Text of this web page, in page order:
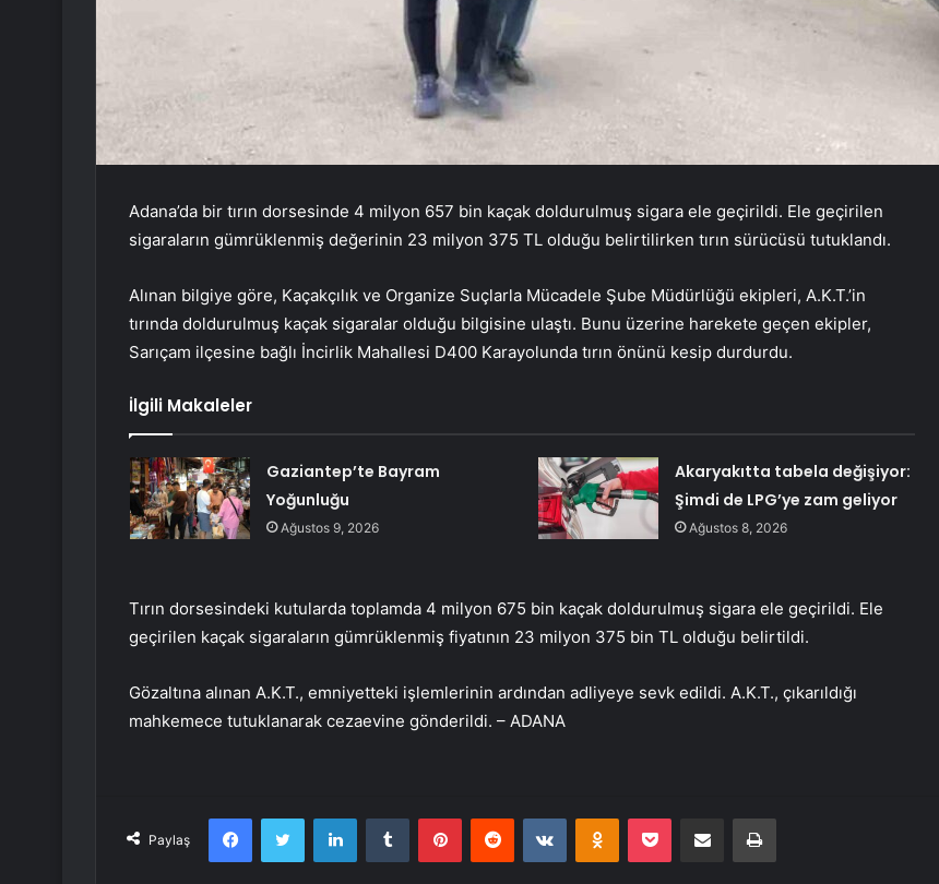
Adana’da bir tırın dorsesinde 4 milyon 657 bin kaçak doldurulmuş sigara ele geçirildi. Ele geçirilen
sigaraların gümrüklenmiş değerinin 23 milyon 375 TL olduğu belirtilirken tırın sürücüsü tutuklandı.
Alınan bilgiye göre, Kaçakçılık ve Organize Suçlarla Mücadele Şube Müdürlüğü ekipleri, A.K.T.’in
tırında doldurulmuş kaçak sigaralar olduğu bilgisine ulaştı. Bunu üzerine harekete geçen ekipler,
Sarıçam ilçesine bağlı İncirlik Mahallesi D400 Karayolunda tırın önünü kesip durdurdu.
İlgili Makaleler
Gaziantep’te Bayram
Yoğunluğu
Ağustos 9, 2026
Akaryakıtta tabela değişiyor:
Şimdi de LPG’ye zam geliyor
Ağustos 8, 2026
Tırın dorsesindeki kutularda toplamda 4 milyon 675 bin kaçak doldurulmuş sigara ele geçirildi. Ele
geçirilen kaçak sigaraların gümrüklenmiş fiyatının 23 milyon 375 bin TL olduğu belirtildi.
Gözaltına alınan A.K.T., emniyetteki işlemlerinin ardından adliyeye sevk edildi. A.K.T., çıkarıldığı
mahkemece tutuklanarak cezaevine gönderildi. – ADANA
Paylaş
FacebookTwitter LinkedInTumblr PinterestReddit VKontakteOdnoklassniki
Pocket E-Posta ile paylaş Yazdır